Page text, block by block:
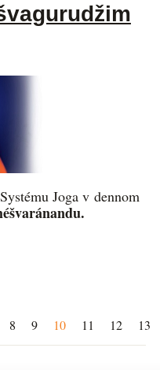
Systému Joga v dennom
8 9 10 11 12 13